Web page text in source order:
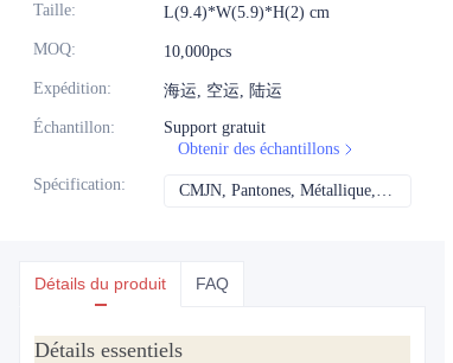
Taille: L(9.4)*W(5.9)*H(2) cm
MOQ: 10,000pcs
Expédition: 海运, 空运, 陆运
Échantillon:
Support gratuit
Obtenir des échantillons
Spécification: CMJN, Pantones, Métallique, Couleur de repère, etc.
Détails du produit FAQ
Détails essentiels